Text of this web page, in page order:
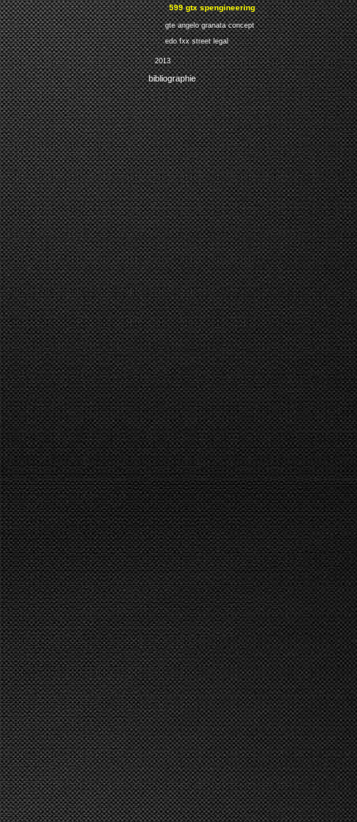
599 gtx spengineering
gte angelo granata concept
edo fxx street legal
2013
bibliographie